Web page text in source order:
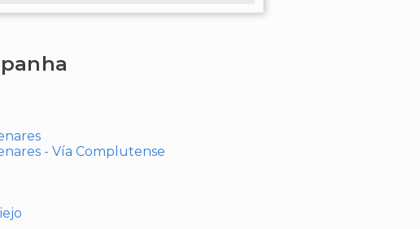
- Vía Complutense